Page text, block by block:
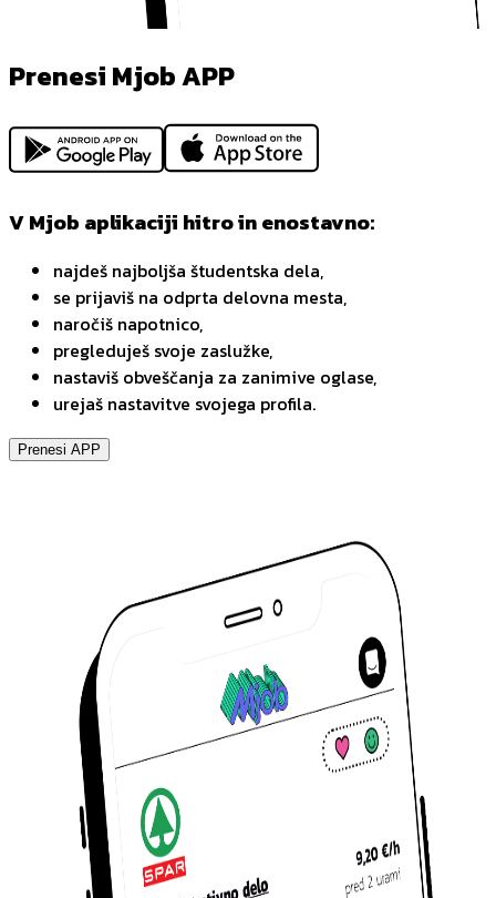
Prenesi Mjob APP
V Mjob aplikaciji hitro in enostavno:
najdeš najboljša študentska dela,
se prijaviš na odprta delovna mesta,
naročiš napotnico,
pregleduješ svoje zaslužke,
nastaviš obveščanja za zanimive oglase,
urejaš nastavitve svojega profila.
Prenesi APP